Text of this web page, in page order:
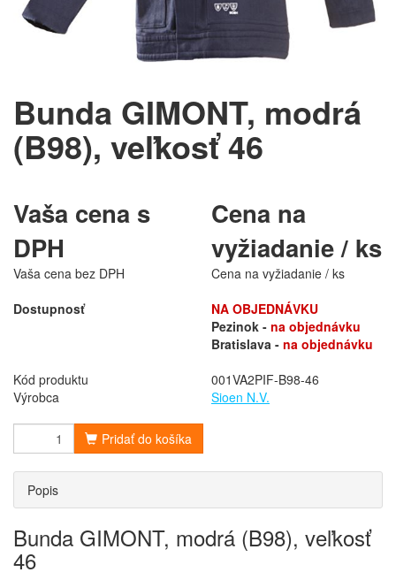
Bunda GIMONT, modrá
(B98), veľkosť 46
Vaša cena s
DPH
Cena na
vyžiadanie / ks
Vaša cena bez DPH
Cena na vyžiadanie / ks
Dostupnosť
NA OBJEDNÁVKU
Pezinok - na objednávku
Bratislava - na objednávku
Kód produktu
001VA2PIF-B98-46
Výrobca
Sioen N.V.
Pridať do košíka
Popis
Bunda GIMONT, modrá (B98), veľkosť
46